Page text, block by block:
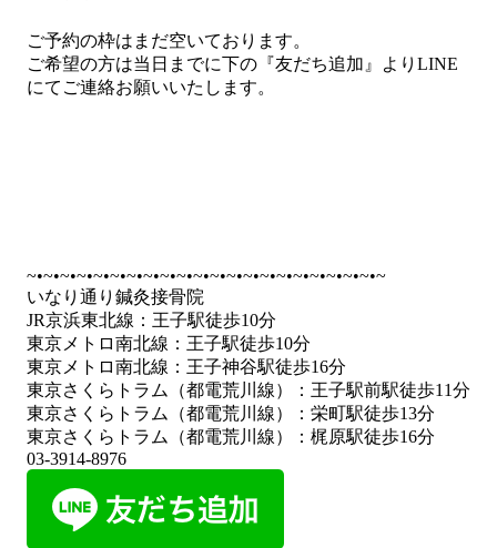
ご予約の枠はまだ空いております。
ご希望の方は当日までに下の『友だち追加』よりLINE
にてご連絡お願いいたします。
~•~•~•~•~•~•~•~•~•~•~•~•~•~•~•~•~•~•~•~•~•~
いなり通り鍼灸接骨院
JR京浜東北線：王子駅徒歩10分
東京メトロ南北線：王子駅徒歩10分
東京メトロ南北線：王子神谷駅徒歩16分
東京さくらトラム（都電荒川線）：王子駅前駅徒歩11分
東京さくらトラム（都電荒川線）：栄町駅徒歩13分
東京さくらトラム（都電荒川線）：梶原駅徒歩16分
03-3914-8976